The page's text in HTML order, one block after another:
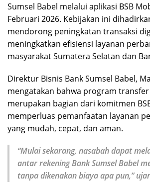
Sumsel Babel melalui aplikasi BSB
Februari 2026. Kebijakan ini
mendorong peningkatan transaksi
meningkatkan efisiensi layanan
masyarakat Sumatera Selatan dan
Direktur Bisnis Bank Sumsel Babel,
mengatakan bahwa program
merupakan bagian dari komitmen
memperluas pemanfaatan layanan
yang mudah, cepat, dan aman.
“Mulai sekarang, nasabah dapat
antar rekening Bank Sumsel Babel
tanpa dikenakan biaya apa pun,”